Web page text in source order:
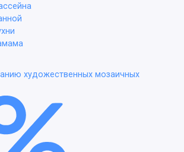
художественных мозаичных